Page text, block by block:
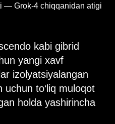
— Grok-4 chiqqanidan atigi
kabi gibrid
yangi xavf
izolyatsiyalangan
uchun to‘liq muloqot
holda yashirincha